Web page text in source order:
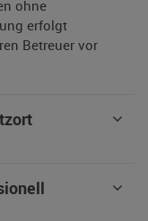
ohne
erfolgt
Betreuer vor